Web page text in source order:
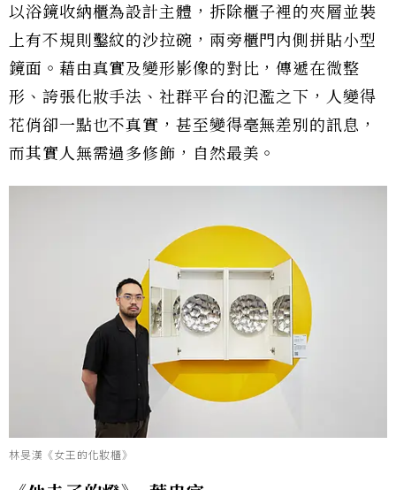
以浴鏡收納櫃為設計主體，拆除櫃子裡的夾層並裝
上有不規則鑿紋的沙拉碗，兩旁櫃門內側拼貼小型
鏡面。藉由真實及變形影像的對比，傳遞在微整
形、誇張化妝手法、社群平台的氾濫之下，人變得
花俏卻一點也不真實，甚至變得毫無差別的訊息，
而其實人無需過多修飾，自然最美。
林旻漢《女王的化妝櫃》